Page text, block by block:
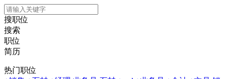
搜职位
搜索
职位
简历
热门职位